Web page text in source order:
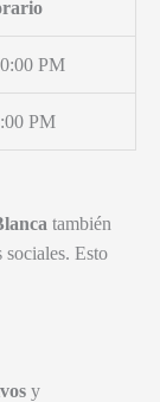
PM
PM
también
sociales. Esto
y